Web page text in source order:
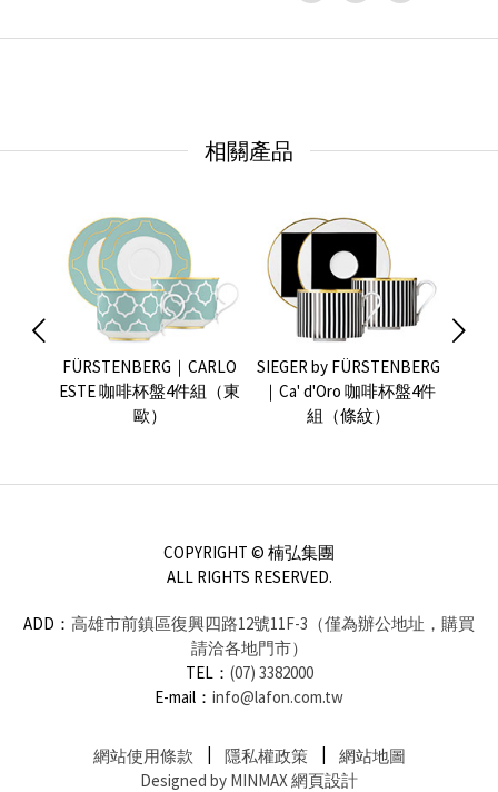
相關產品
FÜRSTENBERG｜CARLO
ESTE 咖啡杯盤4件組（東
歐）
SIEGER by FÜRSTENBERG
｜Ca' d'Oro 咖啡杯盤4件
組（條紋）
COPYRIGHT © 楠弘集團
ALL RIGHTS RESERVED.
ADD： 高雄市前鎮區復興四路12號11F-3（僅為辦公地址，購買
請洽各地門市）
TEL： (07) 3382000
E-mail： info@lafon.com.tw
網站使用條款 隱私權政策
網站地圖
Designed by MINMAX 網頁設計